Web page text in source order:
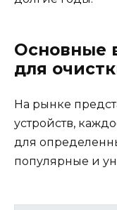
Основные
для
На рынке
устройств,
для
популярные и